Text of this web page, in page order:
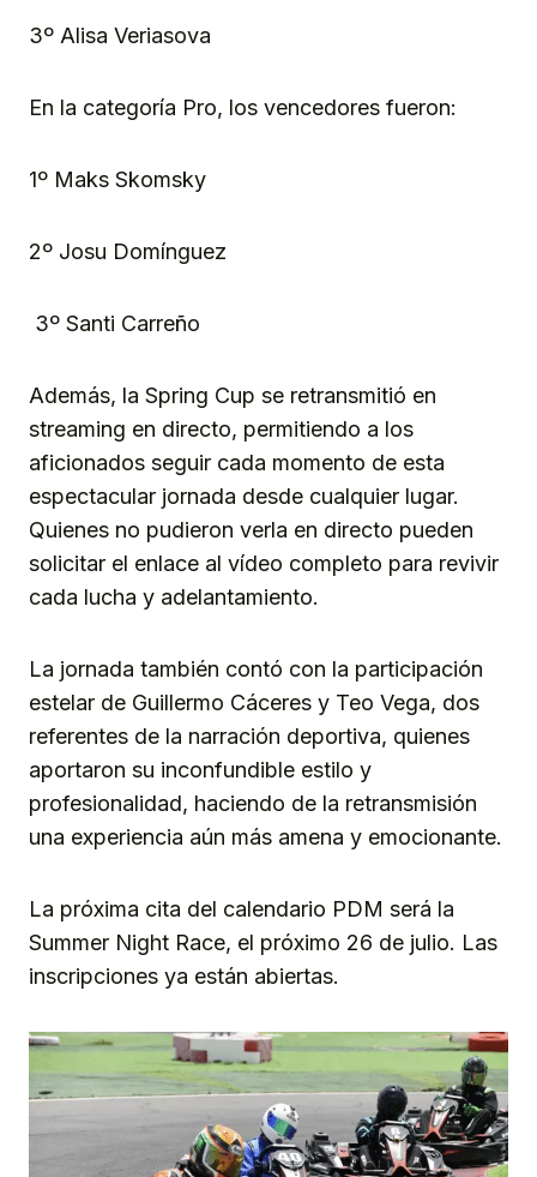
3º Alisa Veriasova
En la categoría Pro, los vencedores fueron:
1º Maks Skomsky
2º Josu Domínguez
3º Santi Carreño
Además, la Spring Cup se retransmitió en
streaming en directo, permitiendo a los
aficionados seguir cada momento de esta
espectacular jornada desde cualquier lugar.
Quienes no pudieron verla en directo pueden
solicitar el enlace al vídeo completo para revivir
cada lucha y adelantamiento.
La jornada también contó con la participación
estelar de Guillermo Cáceres y Teo Vega, dos
referentes de la narración deportiva, quienes
aportaron su inconfundible estilo y
profesionalidad, haciendo de la retransmisión
una experiencia aún más amena y emocionante.
La próxima cita del calendario PDM será la
Summer Night Race, el próximo 26 de julio. Las
inscripciones ya están abiertas.